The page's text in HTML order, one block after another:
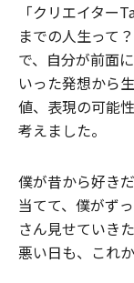
「クリエイター
までの人生って
で、自分が前面
いった発想から
値、表現の可能
考えました。
僕が昔から好き
当てて、僕がず
さん見せていき
悪い日も、これ